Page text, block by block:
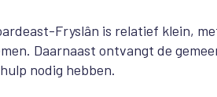
Fryslân is relatief klein,
Daarnaast ontvangt de
nodig hebben.